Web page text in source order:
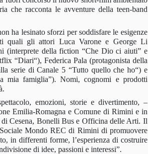
che racconta le avventure della teen-band
ha lesinato sforzi per soddisfare le esigenze
quali gli attori Luca Varonee George Li
(interprete della fiction “Che Dio ci aiuti” e
“Diari“), Federica Pala (protagonista della
serie di Canale 5 “Tutto quello che ho“) e
mia famiglia”). Nomi, cognomi e prodotti
emozioni, storie e divertimento, –
Emilia-Romagna e Comune di Rimini e in
di Cesena, Bonelli Bus e Officina delle Arti. Il
Mondo REC di Rimini di promuovere
in differenti forme, l’esperienza di costruire
di idee, passioni e interessi”.